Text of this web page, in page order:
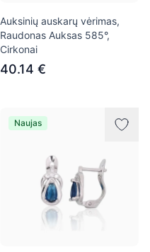
Auksinių auskarų vėrimas,
Raudonas Auksas 585°,
Cirkonai
40.14 €
Naujas